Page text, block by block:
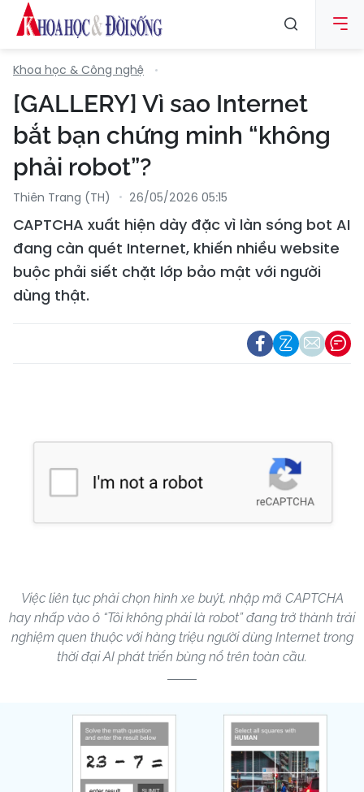
Khoa học & Công nghệ
[GALLERY] Vì sao Internet
bắt bạn chứng minh “không
phải robot”?
Thiên Trang (TH) 26/05/2026 05:15
CAPTCHA xuất hiện dày đặc vì làn sóng bot AI
đang càn quét Internet, khiến nhiều website
buộc phải siết chặt lớp bảo mật với người
dùng thật.
Việc liên tục phải chọn hình xe buýt, nhập mã CAPTCHA
hay nhấp vào ô “Tôi không phải là robot” đang trở thành trải
nghiệm quen thuộc với hàng triệu người dùng Internet trong
thời đại AI phát triển bùng nổ trên toàn cầu.